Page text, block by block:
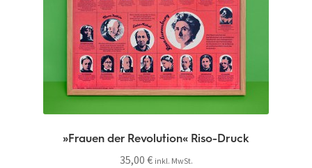
»Frauen der Revolution« Riso-Druck
35,00 € inkl. MwSt.